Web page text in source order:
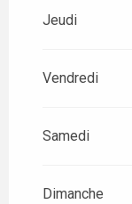
Jeudi
Vendredi
Samedi
Dimanche